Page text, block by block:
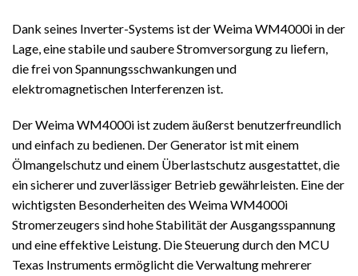
Dank seines Inverter-Systems ist der Weima WM4000i in der
Lage, eine stabile und saubere Stromversorgung zu liefern,
die frei von Spannungsschwankungen und
elektromagnetischen Interferenzen ist.
Der Weima WM4000i ist zudem äußerst benutzerfreundlich
und einfach zu bedienen. Der Generator ist mit einem
Ölmangelschutz und einem Überlastschutz ausgestattet, die
ein sicherer und zuverlässiger Betrieb gewährleisten. Eine der
wichtigsten Besonderheiten des Weima WM4000i
Stromerzeugers sind hohe Stabilität der Ausgangsspannung
und eine effektive Leistung. Die Steuerung durch den MCU
Texas Instruments ermöglicht die Verwaltung mehrerer